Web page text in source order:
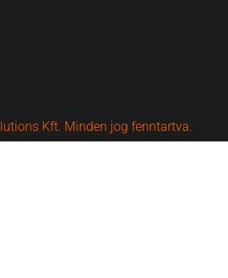
Kft. Minden jog fenntartva.